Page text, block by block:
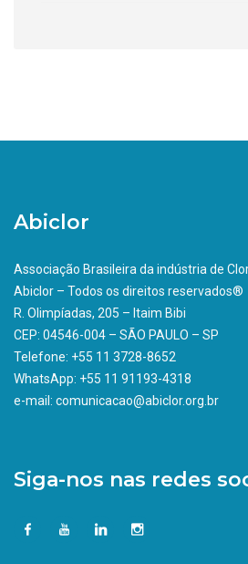
Abiclor
Associação Brasileira da indústria de
Abiclor – Todos os direitos reservados®
R. Olimpíadas, 205 – Itaim Bibi
CEP: 04546-004 – SÃO PAULO – SP
Telefone: +55 11 3728-8652
WhatsApp: +55 11 91193-4318
e-mail: comunicacao@abiclor.org.br
Siga-nos nas redes